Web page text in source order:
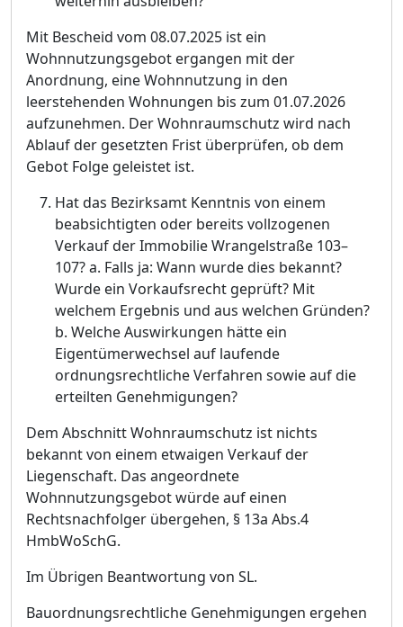
Mit Bescheid vom 08.07.2025 ist ein
Wohnnutzungsgebot ergangen mit der
Anordnung, eine Wohnnutzung in den
leerstehenden Wohnungen bis zum 01.07.2026
aufzunehmen. Der Wohnraumschutz wird nach
Ablauf der gesetzten Frist überprüfen, ob dem
Gebot Folge geleistet ist.
Hat das Bezirksamt Kenntnis von einem
beabsichtigten oder bereits vollzogenen
Verkauf der Immobilie Wrangelstraße 103–
107? a. Falls ja: Wann wurde dies bekannt?
Wurde ein Vorkaufsrecht geprüft? Mit
welchem Ergebnis und aus welchen Gründen?
b. Welche Auswirkungen hätte ein
Eigentümerwechsel auf laufende
ordnungsrechtliche Verfahren sowie auf die
erteilten Genehmigungen?
Dem Abschnitt Wohnraumschutz ist nichts
bekannt von einem etwaigen Verkauf der
Liegenschaft. Das angeordnete
Wohnnutzungsgebot würde auf einen
Rechtsnachfolger übergehen, § 13a Abs.4
HmbWoSchG.
Im Übrigen Beantwortung von SL.
Bauordnungsrechtliche Genehmigungen ergehen